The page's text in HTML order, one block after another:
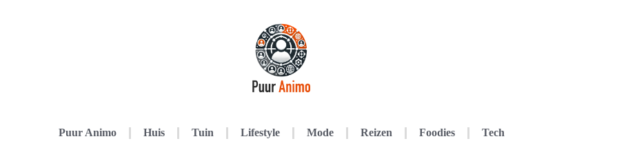
Puur Animo Huis Tuin Lifestyle Mode Reizen Foodies Tech